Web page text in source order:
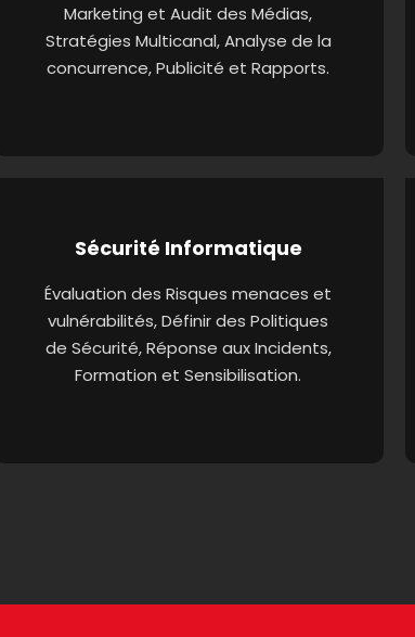
Marketing et Audit des Médias,
Stratégies Multicanal, Analyse de la
concurrence, Publicité et Rapports.
Sécurité Informatique
Évaluation des Risques menaces et
vulnérabilités, Définir des Politiques
de Sécurité, Réponse aux Incidents,
Formation et Sensibilisation.